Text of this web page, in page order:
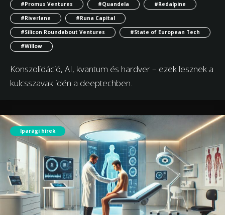
#Promus Ventures
#Quandela
#Redalpine
#Riverlane
#Runa Capital
#Silicon Roundabout Ventures
#State of European Tech
#Willow
Konszolidáció, AI, kvantum és hardver – ezek lesznek a
kulcsszavak idén a deeptechben.
Iparági hírek